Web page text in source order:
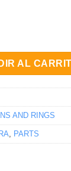
CYL 47.95/
AL
AND RINGS
PARTS